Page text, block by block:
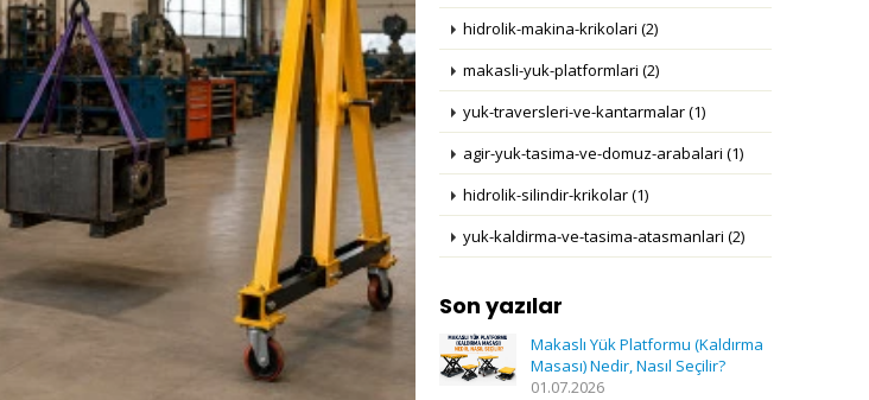
hidrolik-makina-krikolari (2)
makasli-yuk-platformlari (2)
yuk-traversleri-ve-kantarmalar (1)
agir-yuk-tasima-ve-domuz-arabalari (1)
hidrolik-silindir-krikolar (1)
yuk-kaldirma-ve-tasima-atasmanlari (2)
Son yazılar
Makaslı Yük Platformu (Kaldırma
Masası) Nedir, Nasıl Seçilir?
01.07.2026